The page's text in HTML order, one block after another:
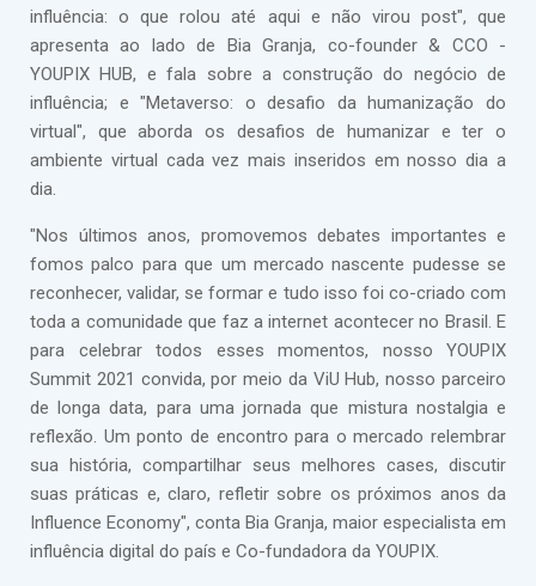
influência: o que rolou até aqui e não virou post", que
apresenta ao lado de Bia Granja, co-founder & CCO -
YOUPIX HUB, e fala sobre a construção do negócio de
influência; e "Metaverso: o desafio da humanização do
virtual", que aborda os desafios de humanizar e ter o
ambiente virtual cada vez mais inseridos em nosso dia a
dia.
"Nos últimos anos, promovemos debates importantes e
fomos palco para que um mercado nascente pudesse se
reconhecer, validar, se formar e tudo isso foi co-criado com
toda a comunidade que faz a internet acontecer no Brasil. E
para celebrar todos esses momentos, nosso YOUPIX
Summit 2021 convida, por meio da ViU Hub, nosso parceiro
de longa data, para uma jornada que mistura nostalgia e
reflexão. Um ponto de encontro para o mercado relembrar
sua história, compartilhar seus melhores cases, discutir
suas práticas e, claro, refletir sobre os próximos anos da
Influence Economy", conta Bia Granja, maior especialista em
influência digital do país e Co-fundadora da YOUPIX.